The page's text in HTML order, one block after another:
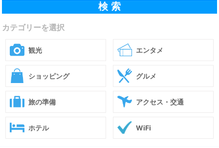
カテゴリーを選択
観光 エンタメ
ショッピング グルメ
旅の準備 アクセス・交通
ホテル WiFi